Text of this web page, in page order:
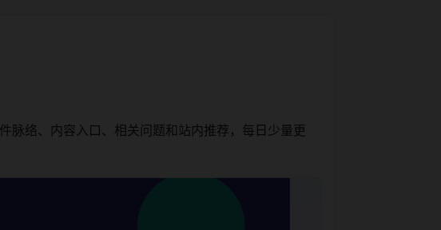
脉络、内容入口、相关问题和站内推荐，每日少量更